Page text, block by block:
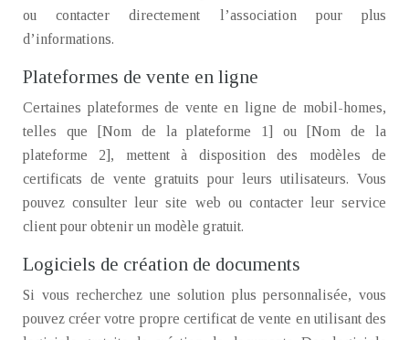
ou contacter directement l’association pour plus
d’informations.
Plateformes de vente en ligne
Certaines plateformes de vente en ligne de mobil-homes,
telles que [Nom de la plateforme 1] ou [Nom de la
plateforme 2], mettent à disposition des modèles de
certificats de vente gratuits pour leurs utilisateurs. Vous
pouvez consulter leur site web ou contacter leur service
client pour obtenir un modèle gratuit.
Logiciels de création de documents
Si vous recherchez une solution plus personnalisée, vous
pouvez créer votre propre certificat de vente en utilisant des